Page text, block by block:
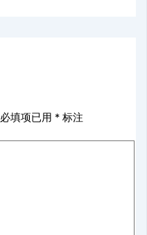
必填项已用 * 标注